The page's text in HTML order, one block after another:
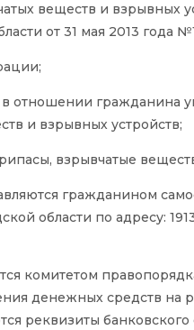
веществ и взрывных
от 31 мая 2013 года
отношении гражданина
и взрывных устройств;
взрывчатые
гражданином
области по адресу:
комитетом
денежных средств на
реквизиты